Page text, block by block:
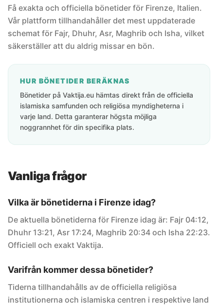
Få exakta och officiella bönetider för Firenze, Italien.
Vår plattform tillhandahåller det mest uppdaterade
schemat för Fajr, Dhuhr, Asr, Maghrib och Isha, vilket
säkerställer att du aldrig missar en bön.
HUR BÖNETIDER BERÄKNAS
Bönetider på Vaktija.eu hämtas direkt från de officiella
islamiska samfunden och religiösa myndigheterna i
varje land. Detta garanterar högsta möjliga
noggrannhet för din specifika plats.
Vanliga frågor
Vilka är bönetiderna i Firenze idag?
De aktuella bönetiderna för Firenze idag är: Fajr 04:12,
Dhuhr 13:21, Asr 17:24, Maghrib 20:34 och Isha 22:23.
Officiell och exakt Vaktija.
Varifrån kommer dessa bönetider?
Tiderna tillhandahålls av de officiella religiösa
institutionerna och islamiska centren i respektive land